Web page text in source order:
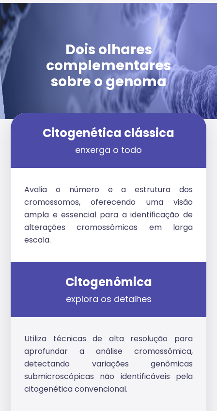
Dois olhares
complementares
sobre o genoma
Citogenética clássica
enxerga o todo
Avalia o número e a estrutura dos
cromossomos, oferecendo uma visão
ampla e essencial para a identificação de
alterações cromossômicas em larga
escala.
Citogenômica
explora os detalhes
Utiliza técnicas de alta resolução para
aprofundar a análise cromossômica,
detectando variações genômicas
submicroscópicas não identificáveis pela
citogenética convencional.